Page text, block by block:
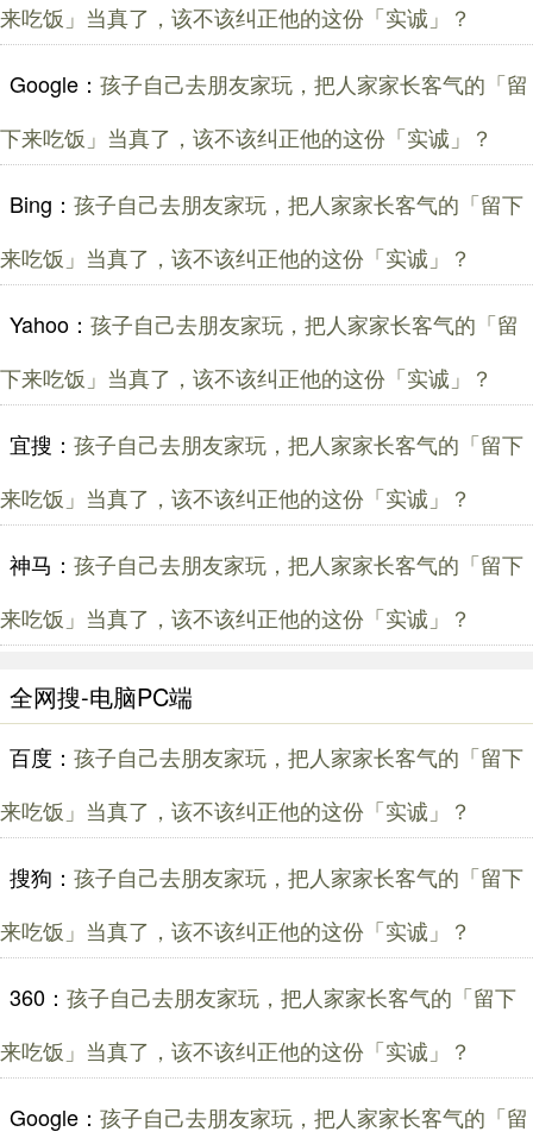
来吃饭」当真了，该不该纠正他的这份「实诚」？
Google： 孩子自己去朋友家玩，把人家家长客气的「留
下来吃饭」当真了，该不该纠正他的这份「实诚」？
Bing： 孩子自己去朋友家玩，把人家家长客气的「留下
来吃饭」当真了，该不该纠正他的这份「实诚」？
Yahoo： 孩子自己去朋友家玩，把人家家长客气的「留
下来吃饭」当真了，该不该纠正他的这份「实诚」？
宜搜： 孩子自己去朋友家玩，把人家家长客气的「留下
来吃饭」当真了，该不该纠正他的这份「实诚」？
神马： 孩子自己去朋友家玩，把人家家长客气的「留下
来吃饭」当真了，该不该纠正他的这份「实诚」？
全网搜-电脑PC端
百度： 孩子自己去朋友家玩，把人家家长客气的「留下
来吃饭」当真了，该不该纠正他的这份「实诚」？
搜狗： 孩子自己去朋友家玩，把人家家长客气的「留下
来吃饭」当真了，该不该纠正他的这份「实诚」？
360： 孩子自己去朋友家玩，把人家家长客气的「留下
来吃饭」当真了，该不该纠正他的这份「实诚」？
Google： 孩子自己去朋友家玩，把人家家长客气的「留